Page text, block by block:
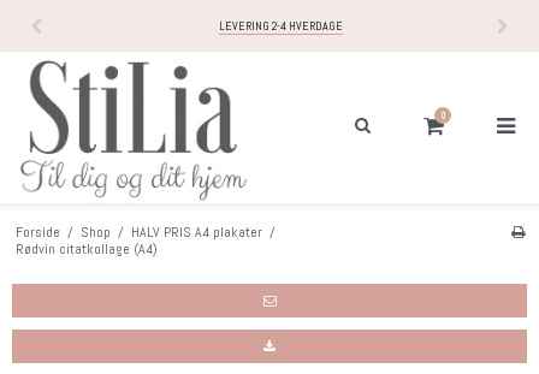
LEVERING 2-4 HVERDAGE
0
Forside / Shop / HALV PRIS A4 plakater /
Rødvin citatkollage (A4)